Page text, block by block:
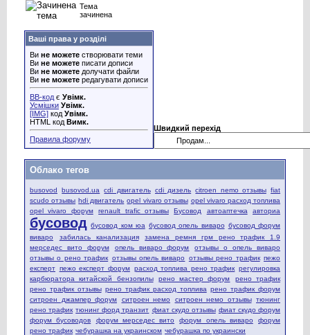
Тема
зачинена
Ваші права у розділі
Ви не можете створювати теми
Ви не можете писати дописи
Ви не можете долучати файли
Ви не можете редагувати дописи
BB-код є Увімк.
Усмішки Увімк.
[IMG] код Увімк.
HTML код Вимк.
Правила форуму
Швидкий перехід
Облако тегов
busovod busovod.ua cdi двигатель cdi дизель citroen nemo отзывы fiat
scudo отзывы hdi двигатель opel vivaro отзывы opel vivaro расход топлива
opel vivaro форум
renault trafic отзывы Бусовод автоаптечка авториа
бусовод бусовод ком юа бусовод опель виваро бусовод форум
виваро
забилась канализация
замена ремня грм рено трафик 1.9
мерседес вито форум
опель виваро форум
отзывы о опель виваро
отзывы о рено трафик отзывы опель виваро отзывы рено трафик пежо
експерт пежо експерт форум расход топлива рено трафик регулировка
карбюратора китайской бензопилы
рено мастер форум
рено трафик
рено трафик отзывы рено трафик расход топлива рено трафик форум
ситроен джампер форум
ситроен немо ситроен немо отзывы тюнинг
рено трафик тюнинг форд транзит фиат скудо отзывы фиат скудо форум
форум бусоводов
форум мерседес вито форум опель виваро
форум
рено трафик чебурашка на украинском чебурашка по украински